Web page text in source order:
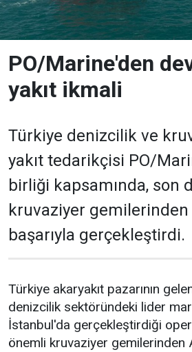
PO/Marine'den
yakıt ikmali
Türkiye denizcilik ve
yakıt tedarikçisi PO/
birliği kapsamında, son
kruvaziyer gemilerinden
başarıyla gerçekleştirdi.
Türkiye akaryakıt pazarının
denizcilik sektöründeki lider
İstanbul'da gerçekleştirdiği
önemli kruvaziyer gemilerinden